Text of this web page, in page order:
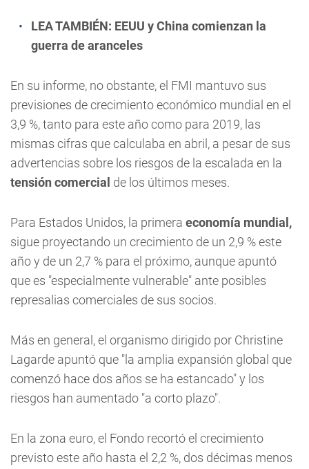
LEA TAMBIÉN: EEUU y China comienzan la
guerra de aranceles
En su informe, no obstante, el FMI mantuvo sus
previsiones de crecimiento económico mundial en el
3,9 %, tanto para este año como para 2019, las
mismas cifras que calculaba en abril, a pesar de sus
advertencias sobre los riesgos de la escalada en la
tensión comercial de los últimos meses.
Para Estados Unidos, la primera economía mundial,
sigue proyectando un crecimiento de un 2,9 % este
año y de un 2,7 % para el próximo, aunque apuntó
que es "especialmente vulnerable" ante posibles
represalias comerciales de sus socios.
Más en general, el organismo dirigido por Christine
Lagarde apuntó que "la amplia expansión global que
comenzó hace dos años se ha estancado" y los
riesgos han aumentado "a corto plazo".
En la zona euro, el Fondo recortó el crecimiento
previsto este año hasta el 2,2 %, dos décimas menos